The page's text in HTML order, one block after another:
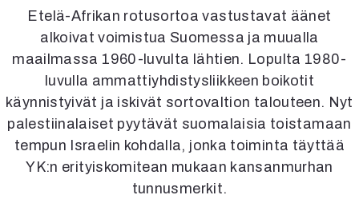
In English
Esitystaide
Arkisto
Lehdet
4/2026
2–3/2026
1/2026
6/2025
5/2025 saame
Etelä-Afrikan rotusortoa vastustavat äänet
alkoivat voimistua Suomessa ja muualla
maailmassa 1960-luvulta lähtien. Lopulta 1980-
luvulla ammattiyhdistysliikkeen boikotit
käynnistyivät ja iskivät sortovaltion talouteen. Nyt
palestiinalaiset pyytävät suomalaisia toistamaan
tempun Israelin kohdalla, jonka toiminta täyttää
YK:n erityiskomitean mukaan kansanmurhan
tunnusmerkit.